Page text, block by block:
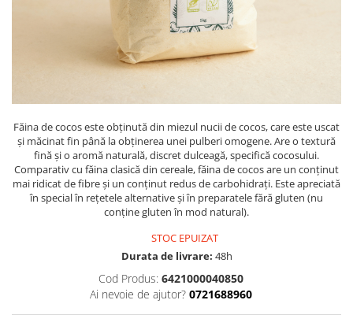
PRODUSE ECO / ORGANICE
COSMETICE
REMEDII NATURISTE
TOATE PRODUSELE
Făina de cocos este obținută din miezul nucii de cocos, care este uscat
și măcinat fin până la obținerea unei pulberi omogene. Are o textură
fină și o aromă naturală, discret dulceagă, specifică cocosului.
Comparativ cu făina clasică din cereale, făina de cocos are un conținut
mai ridicat de fibre și un conținut redus de carbohidrați. Este apreciată
în special în rețetele alternative și în preparatele fără gluten (nu
conține gluten în mod natural).
STOC EPUIZAT
Durata de livrare: 48h
Cod Produs: 6421000040850
Ai nevoie de ajutor? 0721688960